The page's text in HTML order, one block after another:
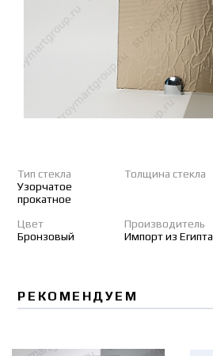
Тип стекла
Узорчатое
прокатное
Толщина стекла
Цвет
Бронзовый
Производитель
Импорт из Египта
РЕКОМЕНДУЕМ